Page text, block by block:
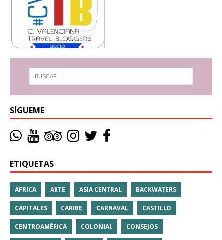
SÍGUEME
ETIQUETAS
AFRICA ARTE ASIA CENTRAL BACKWATERS
CAPITALES CARIBE CARNAVAL CASTILLO
CENTROAMÉRICA COLONIAL CONSEJOS